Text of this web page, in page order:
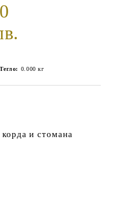
Тегло: 0.000 кг
и стомана